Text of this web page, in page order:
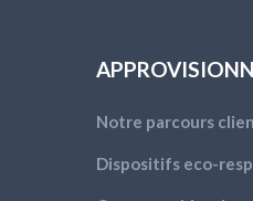
Notre parcours
Dispositifs eco-